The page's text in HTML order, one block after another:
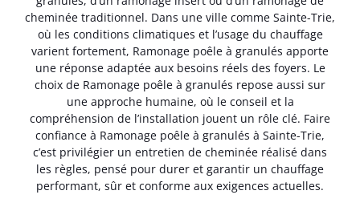
cheminée traditionnel. Dans une ville comme Sainte-Trie,
où les conditions climatiques et l’usage du chauffage
varient fortement, Ramonage poêle à granulés apporte
une réponse adaptée aux besoins réels des foyers. Le
choix de Ramonage poêle à granulés repose aussi sur
une approche humaine, où le conseil et la
compréhension de l’installation jouent un rôle clé. Faire
confiance à Ramonage poêle à granulés à Sainte-Trie,
c’est privilégier un entretien de cheminée réalisé dans
les règles, pensé pour durer et garantir un chauffage
performant, sûr et conforme aux exigences actuelles.